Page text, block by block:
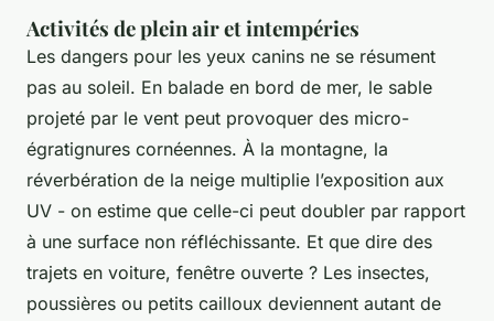
Activités de plein air et intempéries
Les dangers pour les yeux canins ne se résument
pas au soleil. En balade en bord de mer, le sable
projeté par le vent peut provoquer des micro-
égratignures cornéennes. À la montagne, la
réverbération de la neige multiplie l’exposition aux
UV - on estime que celle-ci peut doubler par rapport
à une surface non réfléchissante. Et que dire des
trajets en voiture, fenêtre ouverte ? Les insectes,
poussières ou petits cailloux deviennent autant de